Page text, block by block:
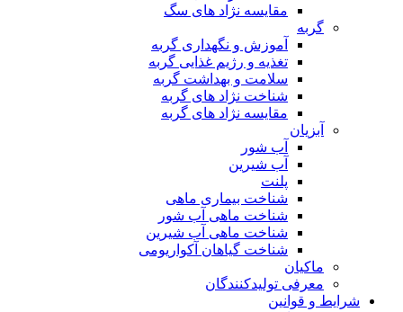
مقایسه نژاد های سگ
گربه
آموزش و نگهداری گربه
تغذیه و رژیم غذایی گربه
سلامت و بهداشت گربه
شناخت نژاد های گربه
مقایسه نژاد های گربه
آبزیان
آب شور
آب شیرین
پلنت
شناخت بیماری ماهی
شناخت ماهی آب شور
شناخت ماهی آب شیرین
شناخت گیاهان آکواریومی
ماکیان
معرفی تولیدکنندگان
شرایط و قوانین